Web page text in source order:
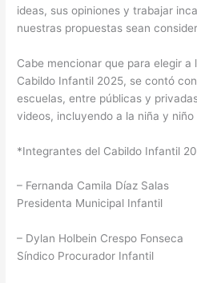
ideas, sus opiniones y trabajar
nuestras propuestas sean
Cabe mencionar que para elegir a
Cabildo Infantil 2025, se contó
escuelas, entre públicas y
videos, incluyendo a la niña y
*Integrantes del Cabildo Infantil
– Fernanda Camila Díaz Salas
Presidenta Municipal Infantil
– Dylan Holbein Crespo Fonseca
Síndico Procurador Infantil